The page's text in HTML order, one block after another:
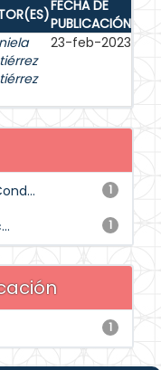
FECHA DE
PUBLICACIÓN
23-feb-2023
1
1
1